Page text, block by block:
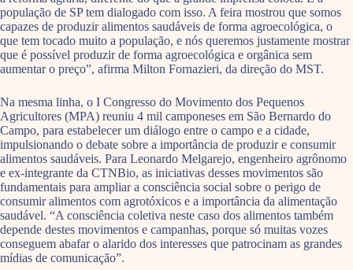
população de SP tem dialogado com isso. A feira mostrou que somos
capazes de produzir alimentos saudáveis de forma agroecológica, o
que tem tocado muito a população, e nós queremos justamente mostrar
que é possível produzir de forma agroecológica e orgânica sem
aumentar o preço”, afirma Milton Fornazieri, da direção do MST.
Na mesma linha, o I Congresso do Movimento dos Pequenos
Agricultores (MPA) reuniu 4 mil camponeses em São Bernardo do
Campo, para estabelecer um diálogo entre o campo e a cidade,
impulsionando o debate sobre a importância de produzir e consumir
alimentos saudáveis. Para Leonardo Melgarejo, engenheiro agrônomo
e ex-integrante da CTNBio, as iniciativas desses movimentos são
fundamentais para ampliar a consciência social sobre o perigo de
consumir alimentos com agrotóxicos e a importância da alimentação
saudável. “A consciência coletiva neste caso dos alimentos também
depende destes movimentos e campanhas, porque só muitas vozes
conseguem abafar o alarido dos interesses que patrocinam as grandes
mídias de comunicação”.